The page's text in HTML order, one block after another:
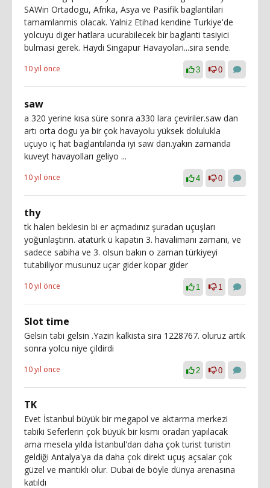
SAWin Ortadogu, Afrika, Asya ve Pasifik baglantilari
tamamlanmis olacak. Yalniz Etihad kendine Turkiye'de
yolcuyu diger hatlara ucurabilecek bir baglanti tasiyici
bulmasi gerek. Haydi Singapur Havayolari...sira sende.
10 yıl önce 3 0
saw
a 320 yerine kısa süre sonra a330 lara çeviriler.saw dan
artı orta dogu ya bir çok havayolu yüksek dolulukla
uçuyo iç hat baglantılarıda iyi saw dan.yakın zamanda
kuveyt havayolları geliyo ...
10 yıl önce 4 0
thy
tk halen beklesin bi er açmadınız şuradan uçuşları
yoğunlaştırın. atatürk ü kapatın 3. havalimanı zamanı, ve
sadece sabiha ve 3. olsun bakın o zaman türkiyeyi
tutabiliyor musunuz uçar gider kopar gider
10 yıl önce 1 1
Slot time
Gelsin tabi gelsin .Yazin kalkista sira 1228767. oluruz artik
sonra yolcu niye çildirdi
10 yıl önce 2 0
TK
Evet İstanbul büyük bir megapol ve aktarma merkezi
tabiki Seferlerin çok büyük bir kısmı oradan yapılacak
ama mesela yılda İstanbul'dan daha çok turist turistin
geldiği Antalya'ya da daha çok direkt uçuş açsalar çok
güzel ve mantıklı olur. Dubai de böyle dünya arenasına
katıldı